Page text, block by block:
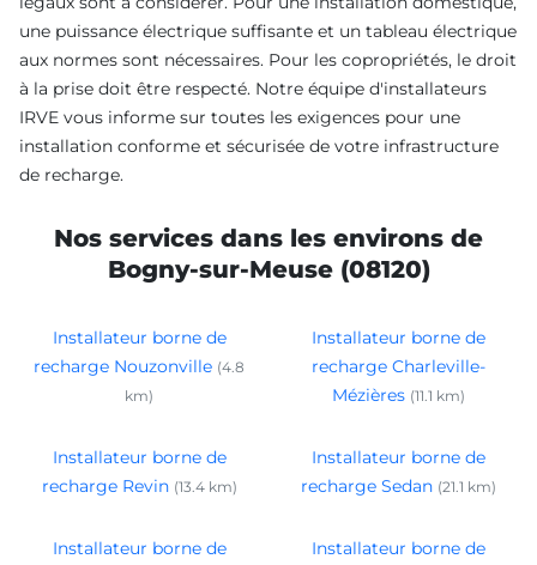
une puissance électrique suffisante et un tableau électrique
aux normes sont nécessaires. Pour les copropriétés, le droit
à la prise doit être respecté. Notre équipe d'installateurs
IRVE vous informe sur toutes les exigences pour une
installation conforme et sécurisée de votre infrastructure
de recharge.
Nos services dans les environs de
Bogny-sur-Meuse (08120)
Installateur borne de
recharge Nouzonville (4.8
km)
Installateur borne de
recharge Charleville-
Mézières (11.1 km)
Installateur borne de
recharge Revin (13.4 km)
Installateur borne de
recharge Sedan (21.1 km)
Installateur borne de
Installateur borne de